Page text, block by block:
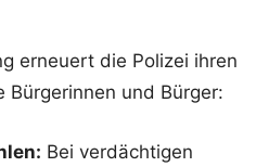
erneuert die Polizei ihren
Bürgerinnen und Bürger:
Bei verdächtigen